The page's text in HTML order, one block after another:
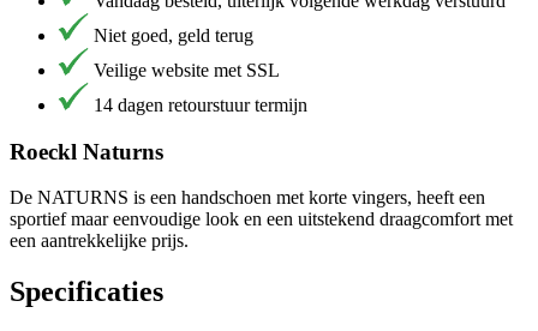
Niet goed, geld terug
Veilige website met SSL
14 dagen retourstuur termijn
Roeckl Naturns
De NATURNS is een handschoen met korte vingers, heeft een
sportief maar eenvoudige look en een uitstekend draagcomfort met
een aantrekkelijke prijs.
Specificaties